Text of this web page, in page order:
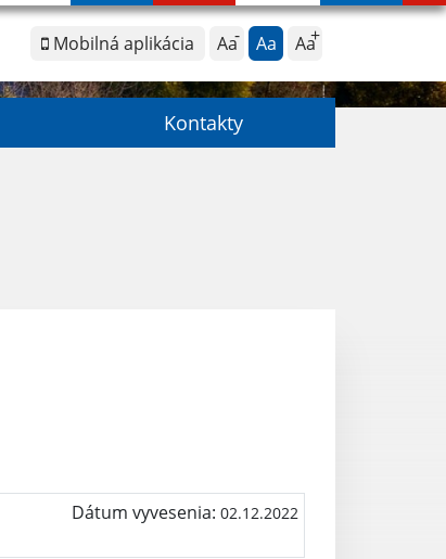
Mobilná aplikácia Aa Aa Aa
Kontakty
Dátum vyvesenia: 02.12.2022